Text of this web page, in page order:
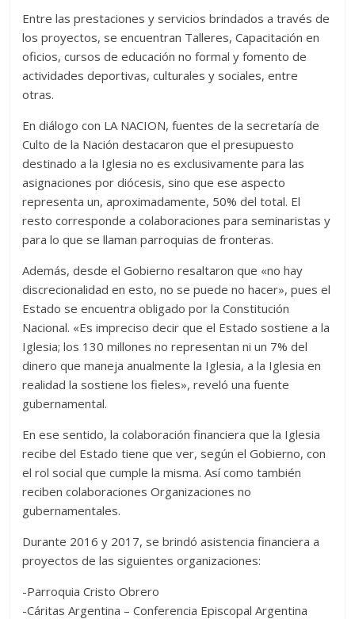
Entre las prestaciones y servicios brindados a través de
los proyectos, se encuentran Talleres, Capacitación en
oficios, cursos de educación no formal y fomento de
actividades deportivas, culturales y sociales, entre
otras.
En diálogo con LA NACION, fuentes de la secretaría de
Culto de la Nación destacaron que el presupuesto
destinado a la Iglesia no es exclusivamente para las
asignaciones por diócesis, sino que ese aspecto
representa un, aproximadamente, 50% del total. El
resto corresponde a colaboraciones para seminaristas y
para lo que se llaman parroquias de fronteras.
Además, desde el Gobierno resaltaron que «no hay
discrecionalidad en esto, no se puede no hacer», pues el
Estado se encuentra obligado por la Constitución
Nacional. «Es impreciso decir que el Estado sostiene a la
Iglesia; los 130 millones no representan ni un 7% del
dinero que maneja anualmente la Iglesia, a la Iglesia en
realidad la sostiene los fieles», reveló una fuente
gubernamental.
En ese sentido, la colaboración financiera que la Iglesia
recibe del Estado tiene que ver, según el Gobierno, con
el rol social que cumple la misma. Así como también
reciben colaboraciones Organizaciones no
gubernamentales.
Durante 2016 y 2017, se brindó asistencia financiera a
proyectos de las siguientes organizaciones:
-Parroquia Cristo Obrero
-Cáritas Argentina – Conferencia Episcopal Argentina